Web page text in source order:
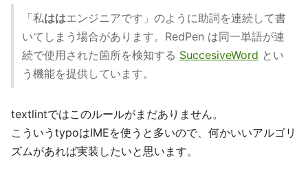
「私ははエンジニアです」のように助詞を連続して書
いてしまう場合があります。RedPen は同一単語が連
続で使用された箇所を検知する SuccesiveWord とい
う機能を提供しています。
textlintではこのルールがまだありません。
こういうtypoはIMEを使うと多いので、何かいいアルゴリ
ズムがあれば実装したいと思います。